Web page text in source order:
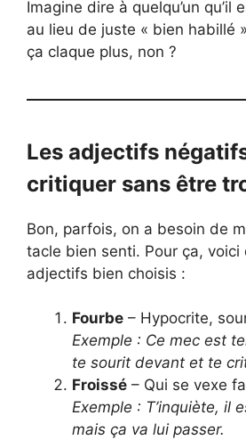
Imagine dire à quelqu’un qu’il
au lieu de juste « bien habillé
ça claque plus, non ?
Les adjectifs
critiquer sans être
Bon, parfois, on a besoin de
tacle bien senti. Pour ça, voici
adjectifs bien choisis :
Fourbe – Hypocrite,
Exemple : Ce mec est
te sourit devant et te
Froissé – Qui se vexe
Exemple : T’inquiète, il
mais ça va lui passer.